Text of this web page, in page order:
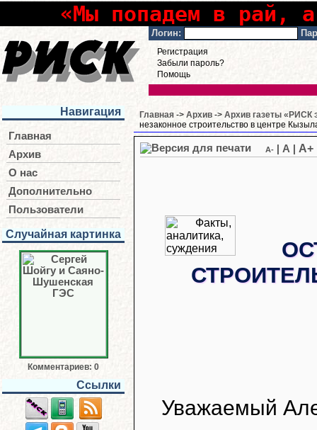
«Мы попадем в рай,
Логин:
Регистрация
Забыли пароль?
Помощь
Навигация
Главная
Архив
О нас
Дополнительно
Пользователи
Случайная картинка
Комментариев: 0
Ссылки
Главная -> Архив -> Архив газеты «РИСК
незаконное строительство в центре
A- A A+
Уважаемый